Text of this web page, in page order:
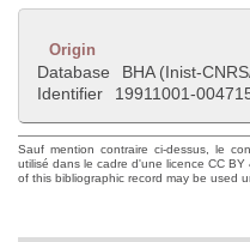
Origin
Database
BHA (Inist-
Identifier
19911001-
Sauf mention contraire ci-dessus, le
utilisé dans le cadre d'une licence CC
of this bibliographic record may be used